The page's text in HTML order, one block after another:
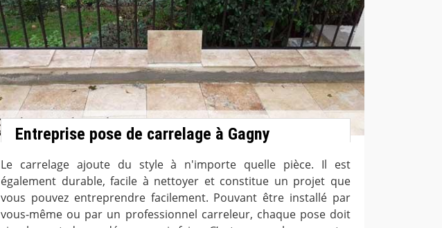
Entreprise pose de carrelage à Gagny
Le carrelage ajoute du style à n'importe quelle pièce. Il est
également durable, facile à nettoyer et constitue un projet que
vous pouvez entreprendre facilement. Pouvant être installé par
vous-même ou par un professionnel carreleur, chaque pose doit